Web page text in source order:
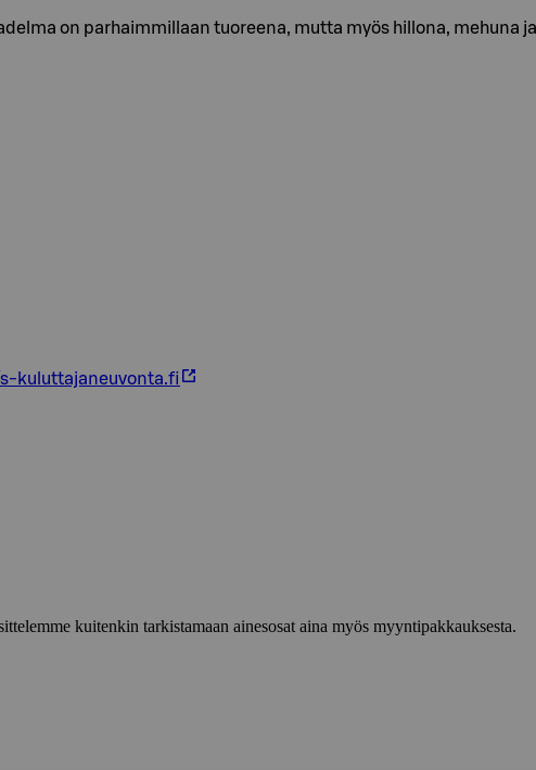
on parhaimmillaan tuoreena, mutta myös hillona, mehuna
kuluttajaneuvonta.fi
kuitenkin tarkistamaan ainesosat aina myös myyntipakkauksesta.